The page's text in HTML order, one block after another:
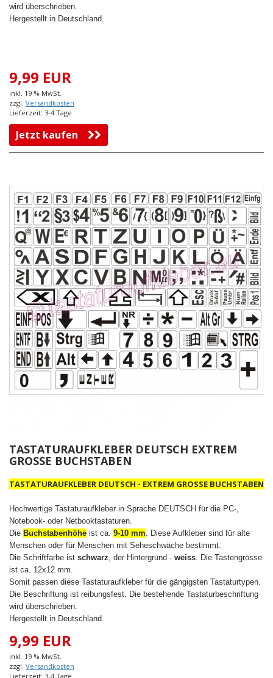
wird überschrieben.
Hergestellt in Deutschland.
9,99 EUR
inkl. 19 % MwSt.
zzgl. Versandkosten
Lieferzeit: 3-4 Tage
Jetzt kaufen
TASTATURAUFKLEBER DEUTSCH EXTREM
GROSSE BUCHSTABEN
TASTATURAUFKLEBER DEUTSCH - EXTREM GROSSE BUCHSTABEN
Hochwertige Tastaturaufkleber in Sprache DEUTSCH für die PC-,
Notebook- oder Netbooktastaturen.
Die Buchstabenhöhe ist ca. 9-10 mm . Diese Aufkleber sind für alte
Menschen oder für Menschen mit Seheschwäche bestimmt.
Die Schriftfarbe ist schwarz , der Hintergrund - weiss . Die Tastengrösse
ist ca. 12x12 mm.
Somit passen diese Tastaturaufkleber für die gängigsten Tastaturtypen.
Die Beschriftung ist reibungsfest. Die bestehende Tastaturbeschriftung
wird überschrieben.
Hergestellt in Deutschland.
9,99 EUR
inkl. 19 % MwSt.
zzgl. Versandkosten
Lieferzeit: 3-4 Tage